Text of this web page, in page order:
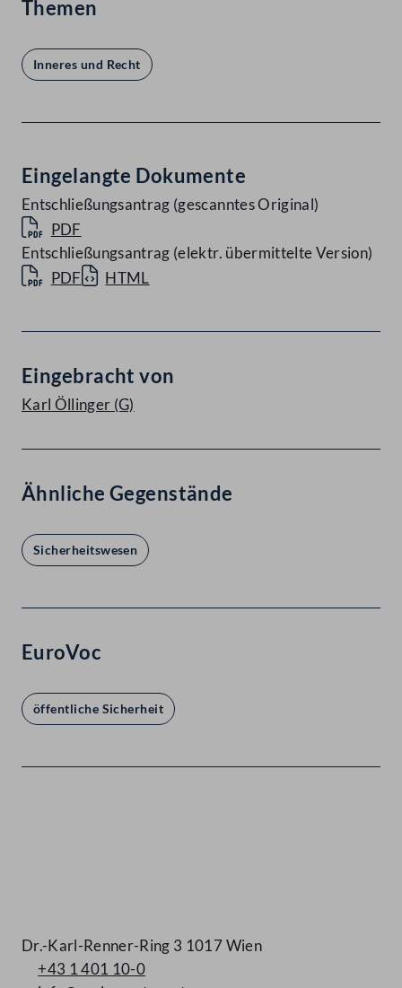
Themen
Inneres und Recht
Eingelangte Dokumente
Entschließungsantrag (gescanntes Original)
PDF
Entschließungsantrag (elektr. übermittelte Version)
PDF
HTML
Eingebracht von
Karl Öllinger (G)
Ähnliche Gegenstände
Sicherheitswesen
EuroVoc
öffentliche Sicherheit
Dr.-Karl-Renner-Ring 3 1017 Wien
+43 1 401 10-0